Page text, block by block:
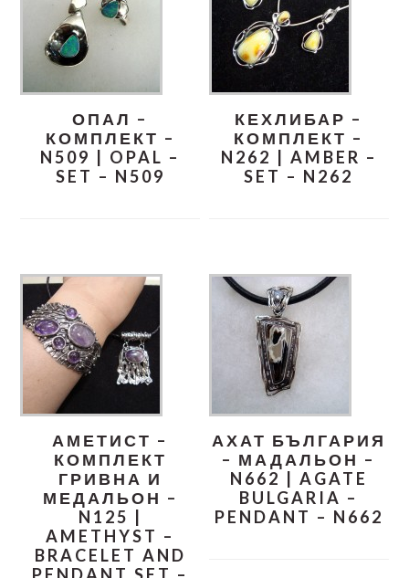
ОПАЛ –
КОМПЛЕКТ –
N509 | OPAL –
SET – N509
КЕХЛИБАР –
КОМПЛЕКТ –
N262 | AMBER –
SET – N262
АМЕТИСТ –
КОМПЛЕКТ
ГРИВНА И
МЕДАЛЬОН –
N125 |
AMETHYST –
BRACELET AND
АХАТ БЪЛГАРИЯ
– МАДАЛЬОН –
N662 | AGATE
BULGARIA –
PENDANT – N662